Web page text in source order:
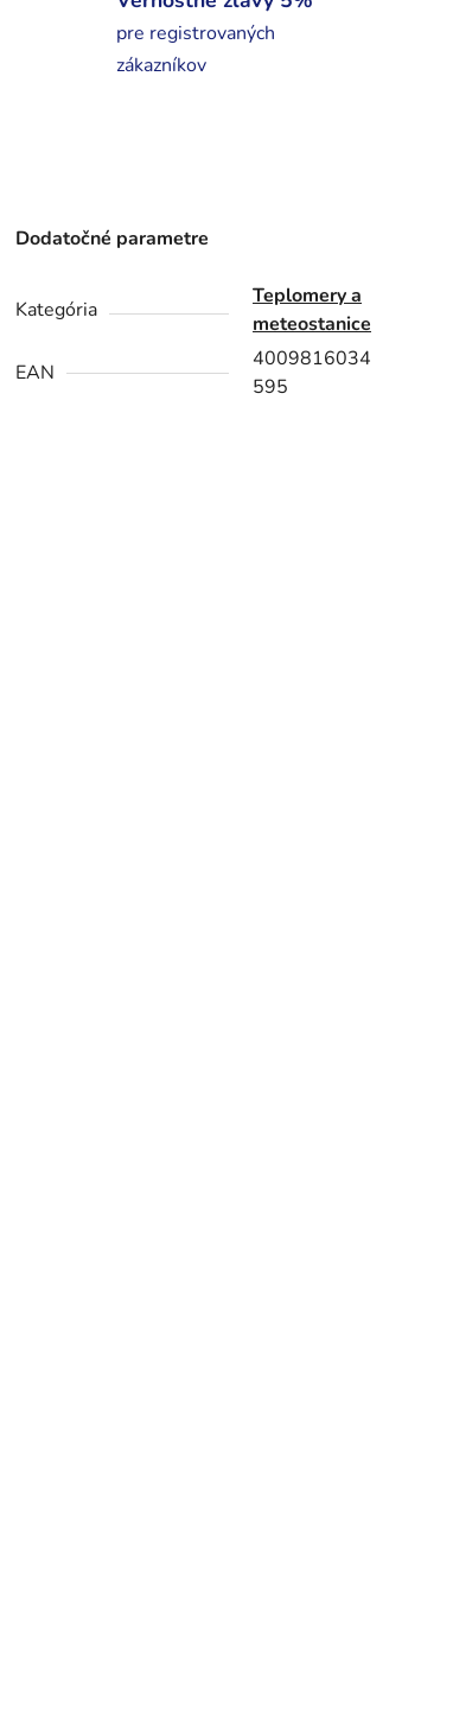
pre registrovaných
zákazníkov
Dodatočné parametre
Kategória
Teplomery a
meteostanice
EAN
4009816034
595